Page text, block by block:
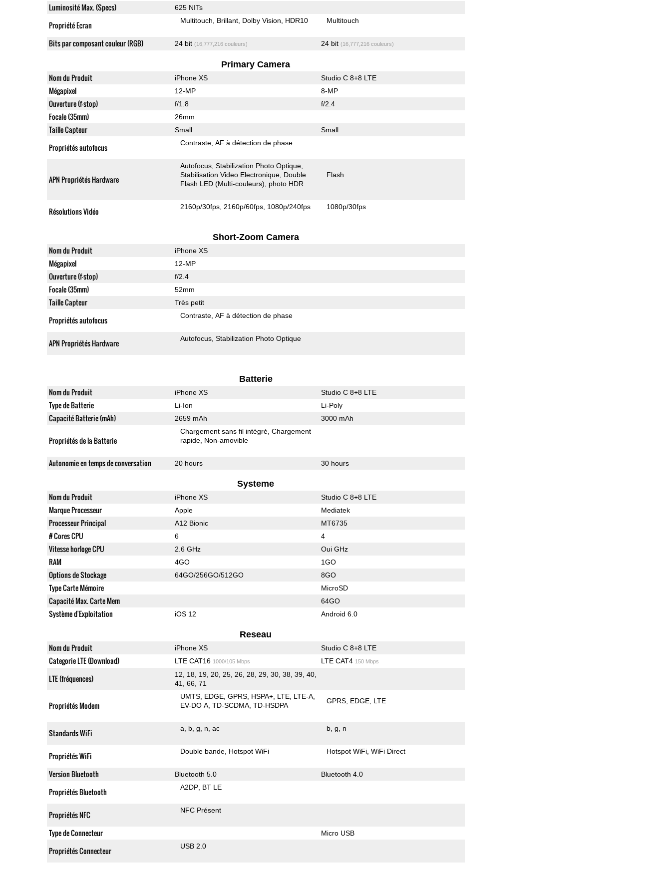
Luminosité Max. (Specs) 625 NITs
Propriété Ecran Multitouch Brillant Dolby Vision HDR10 Multitouch
Bits par composant couleur (RGB) 24 bit (16,777,216 couleurs) 24 bit (16,777,216 couleurs)
Primary Camera
Nom du Produit iPhone XS Studio C 8+8 LTE
Mégapixel 12-MP 8-MP
Ouverture (f-stop) f/1.8 f/2.4
Focale (35mm) 26mm
Taille Capteur Small Small
Propriétés autofocus Contraste AF à détection de phase
APN Propriétés Hardware
Autofocus Stabilization Photo Optique
Stabilisation Video Electronique Double
Flash LED (Multi-couleurs)
photo HDR
Flash
Résolutions Vidéo 2160p/30fps 2160p/60fps 1080p/240fps 1080p/30fps
Short-Zoom Camera
Nom du Produit iPhone XS
Mégapixel 12-MP
Ouverture (f-stop) f/2.4
Focale (35mm) 52mm
Taille Capteur Très petit
Propriétés autofocus Contraste AF à détection de phase
APN Propriétés Hardware Autofocus Stabilization Photo Optique
Batterie
Nom du Produit iPhone XS Studio C 8+8 LTE
Type de Batterie Li-Ion Li-Poly
Capacité Batterie (mAh) 2659 mAh 3000 mAh
Propriétés de la Batterie
Chargement sans fil intégré Chargement
rapide Non-amovible
Autonomie en temps de conversation 20 hours 30 hours
Systeme
Nom du Produit iPhone XS Studio C 8+8 LTE
Marque Processeur Apple Mediatek
Processeur Principal A12 Bionic MT6735
# Cores CPU 6 4
Vitesse horloge CPU 2.6 GHz Oui GHz
RAM 4GO 1GO
Options de Stockage 64GO/256GO/512GO 8GO
Type Carte Mémoire MicroSD
Capacité Max. Carte Mem 64GO
Système d'Exploitation iOS 12 Android 6.0
Reseau
Nom du Produit iPhone XS Studio C 8+8 LTE
Categorie LTE (Download) LTE CAT16 1000/105 Mbps LTE CAT4 150 Mbps
LTE (fréquences)
12, 18, 19, 20, 25, 26, 28, 29, 30, 38, 39, 40,
41, 66, 71
Propriétés Modem
UMTS EDGE GPRS HSPA+ LTE LTE-A
EV-DO A TD-SCDMA TD-HSDPA
GPRS EDGE LTE
Standards WiFi a b g n ac b g n
Propriétés WiFi Double bande Hotspot WiFi Hotspot WiFi WiFi Direct
Version Bluetooth Bluetooth 5.0 Bluetooth 4.0
Propriétés Bluetooth A2DP BT LE
Propriétés NFC NFC Présent
Type de Connecteur Micro USB
Propriétés Connecteur USB 2.0